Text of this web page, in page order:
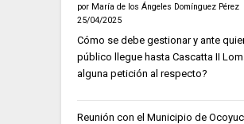
por María de los Ángeles Domínguez Pérez
25/04/2025
Cómo se debe gestionar y ante
público llegue hasta Cascatta II
alguna petición al respecto?
Reunión con el Municipio de